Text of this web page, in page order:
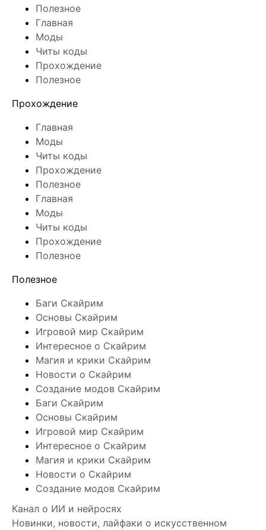
Полезное
Главная
Моды
Читы коды
Прохождение
Полезное
Прохождение
Главная
Моды
Читы коды
Прохождение
Полезное
Главная
Моды
Читы коды
Прохождение
Полезное
Полезное
Баги Скайрим
Основы Скайрим
Игровой мир Скайрим
Интересное о Скайрим
Магия и крики Скайрим
Новости о Скайрим
Создание модов Скайрим
Баги Скайрим
Основы Скайрим
Игровой мир Скайрим
Интересное о Скайрим
Магия и крики Скайрим
Новости о Скайрим
Создание модов Скайрим
Канал о ИИ и нейросях
Новинки, новости, лайфаки о искусственном